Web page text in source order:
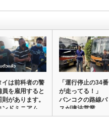
イは前科者の警
員を雇用すると
則があります。
ンドミニアム
…
「運行停止の34番
が走ってる！」
バンコクの路線バ
スが違法営業。…